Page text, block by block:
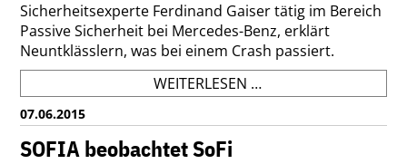
Sicherheitsexperte Ferdinand Gaisertätig im Bereich
Passive Sicherheit bei Mercedes-Benz, erklärt
Neuntklässlern, was bei einem Crash passiert.
WEITERLESEN …WARUM
MACHEN
AUTOS
07.06.2015
SOFIA beobachtet SoFi